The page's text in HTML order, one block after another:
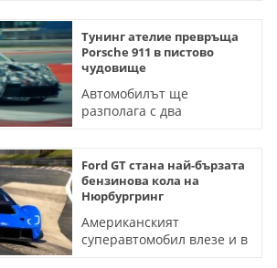
Тунинг ателие превръща
Porsche 911 в пистово
чудовище
Автомобилът ще
разполага с два
Ford GT стана най-бързата
бензинова кола на
Нюрбургринг
Американският
суперавтомобил влезе и в